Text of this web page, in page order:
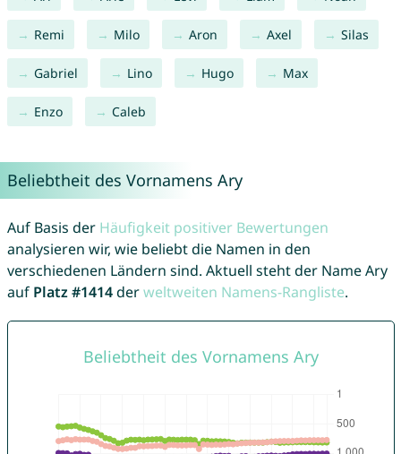
Remi Milo Aron Axel Silas
Gabriel Lino Hugo Max
Enzo Caleb
Beliebtheit des Vornamens Ary
Auf Basis der Häufigkeit positiver Bewertungen
analysieren wir, wie beliebt die Namen in den
verschiedenen Ländern sind. Aktuell steht der Name Ary
auf Platz #1414derweltweiten Namens-Rangliste.